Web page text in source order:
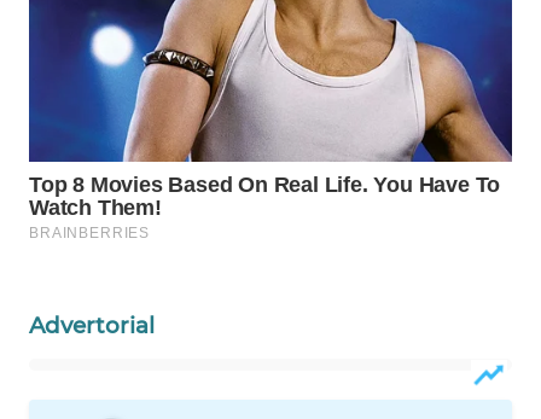
Advertorial
BORNEO
WAHANA
NEWS